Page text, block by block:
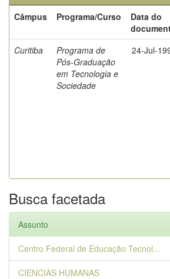
Câmpus
Programa/Curso
Data do
Curitiba
Programa de
Pós-Graduação
em Tecnologia e
Sociedade
24-Jul-
Busca facetada
Assunto
Centro Federal de Educação Tecnol...
CIENCIAS HUMANAS